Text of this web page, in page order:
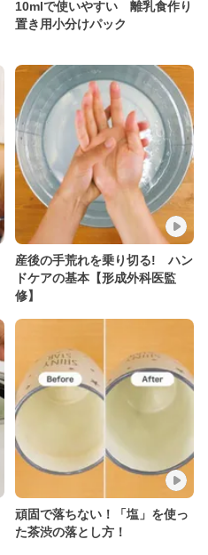
10mlで使いやすい 離乳食作り
置き用小分けパック
産後の手荒れを乗り切る! ハン
ドケアの基本【形成外科医監
修】
頑固で落ちない！「塩」を使っ
た茶渋の落とし方！